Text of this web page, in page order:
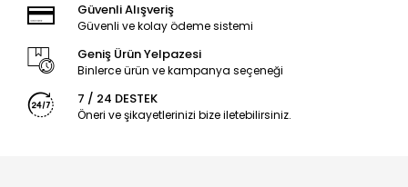
Güvenli Alışveriş
Güvenli ve kolay ödeme sistemi
Geniş Ürün Yelpazesi
Binlerce ürün ve kampanya seçeneği
7 / 24 DESTEK
Öneri ve şikayetlerinizi bize iletebilirsiniz.